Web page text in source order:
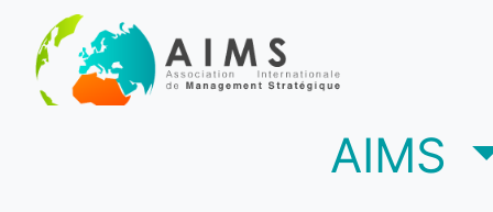
AIMS